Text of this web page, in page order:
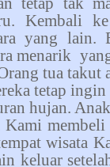
Kembali
yang lain.
menarik
tua takut
tetap
hujan.
Kami
wisata
keluar